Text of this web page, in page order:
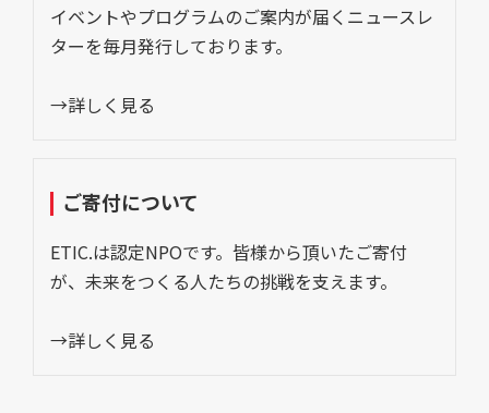
イベントやプログラムのご案内が届くニュースレ
ターを毎月発行しております。
→詳しく見る
ご寄付について
ETIC.は認定NPOです。皆様から頂いたご寄付
が、未来をつくる人たちの挑戦を支えます。
→詳しく見る